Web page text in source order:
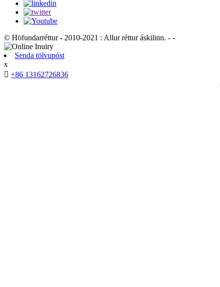
© Höfundarréttur - 2010-2021 : Allur réttur áskilinn. - -
Senda tölvupóst
x
 +86 13162726836